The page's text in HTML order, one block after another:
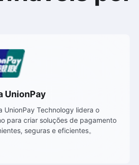
China UnionPay
A China UnionPay Technology
caminho para criar soluções de
convenientes, seguras e